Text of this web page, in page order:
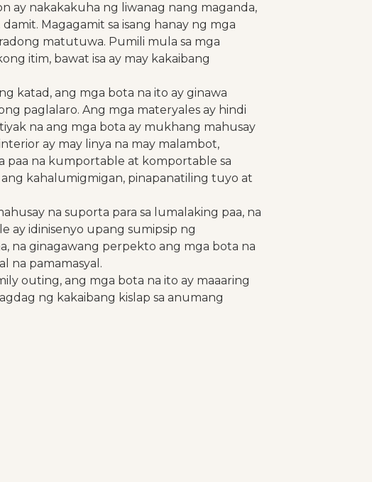
ay nakakakuha ng liwanag nang maganda,
Magagamit sa isang hanay ng mga
matutuwa. Pumili mula sa mga
itim, bawat isa ay may kakaibang
katad, ang mga bota na ito ay ginawa
paglalaro. Ang mga materyales ay hindi
na ang mga bota ay mukhang mahusay
ay may linya na may malambot,
paa na kumportable at komportable sa
kahalumigmigan, pinapanatiling tuyo at
na suporta para sa lumalaking paa, na
ay idinisenyo upang sumipsip ng
na ginagawang perpekto ang mga bota na
na pamamasyal.
outing, ang mga bota na ito ay maaaring
ng kakaibang kislap sa anumang